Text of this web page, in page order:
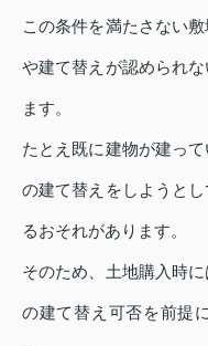
この条件を満たさない
や建て替えが認められ
ます。
たとえ既に建物が建っ
の建て替えをしようと
るおそれがあります。
そのため、土地購入時
の建て替え可否を前提